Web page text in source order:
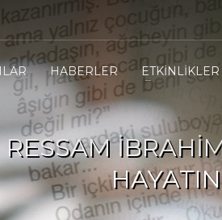
HABERLER ETKİNLİKLER